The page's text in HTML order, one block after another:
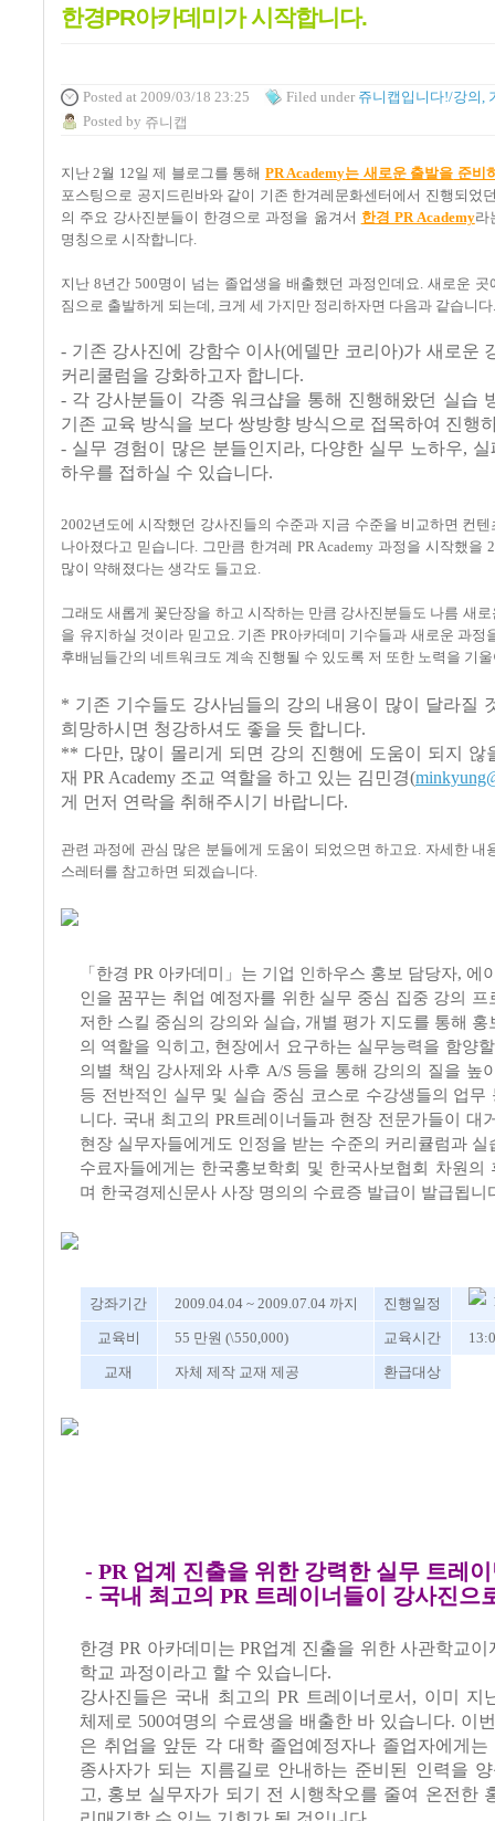
한경PR아카데미가 시작합니다.
Posted at 2009/03/18 23:25 Filed under 쥬니캡입니다!/강의,
Posted by 쥬니캡
지난 2월 12일 제 블로그를 통해 PR Academy는 새로운 출발을 준비
포스팅으로 공지드린바와 같이 기존 한겨레문화센터에서 진행되었
의 주요 강사진분들이 한경으로 과정을 옮겨서 한경 PR Academy라
명칭으로 시작합니다
지난 8년간 500명이 넘는 졸업생을 배출했던 과정인데요 새로운 곳
짐으로 출발하게 되는데
, 크게 세 가지만 정리하자면 다음과 같습니다
- 기존 강사진에 강함수 이사(에델만 코리아)가 새로운
커리쿨럼을 강화하고자 합니다.
- 각 강사분들이 각종 워크샵을 통해 진행해왔던 실습
기존 교육 방식을 보다 쌍방향 방식으로 접목하여 진행
- 실무 경험이 많은 분들인지라, 다양한 실무 노하우,
하우를 접하실 수 있습니다.
2002년도에 시작했던 강사진들의 수준과 지금 수준을 비교하면 컨
나아졌다고 믿습니다. 그만큼 한겨레 PR Academy 과정을 시작했을
많이 약해졌다는 생각도 들고요.
그래도 새롭게 꽃단장을 하고 시작하는 만큼 강사진분들도 나름 새
을 유지하실 것이라 믿고요 기존 PR아카데미 기수들과 새로운 과정
후배님들간의 네트워크도 계속 진행될 수 있도록 저 또한 노력을 기
* 기존 기수들도 강사님들의 강의 내용이 많이 달라질
희망하시면 청강하셔도 좋을 듯 합니다.
** 다만, 많이 몰리게 되면 강의 진행에 도움이 되지 않
재 PR Academy 조교 역할을 하고 있는 김민경(
게 먼저 연락을 취해주시기 바랍니다.
관련 과정에 관심 많은 분들에게 도움이 되었으면 하고요. 자세한 내
스레터를 참고하면 되겠습니다.
「한경 PR 아카데미」는 기업 인하우스 홍보 담당자, 에
인을 꿈꾸는 취업 예정자를 위한 실무 중심 집중 강의 프
저한 스킬 중심의 강의와 실습, 개별 평가 지도를 통해 홍
의 역할을 익히고, 현장에서 요구하는 실무능력을 함양
의별 책임 강사제와 사후 A/S 등을 통해 강의의 질을 높
등 전반적인 실무 및 실습 중심 코스로 수강생들의 업무
니다. 국내 최고의 PR트레이너들과 현장 전문가들이 대
현장 실무자들에게도 인정을 받는 수준의 커리큘럼과 실
수료자들에게는 한국홍보학회 및 한국사보협회 차원의
며 한국경제신문사 사장 명의의 수료증 발급이 발급됩니
강좌기간 2009.04.04 ~ 2009.07.04 까지 진행일정
교육비 55 만원 (\550,000) 교육시간
교재 자체 제작 교재 제공 환급대상
- PR 업계 진출을 위한 강력한 실무 트레
- 국내 최고의 PR 트레이너들이 강사진으
한경 PR 아카데미는 PR업계 진출을 위한 사관학교이
학교 과정이라고 할 수 있습니다.
강사진들은 국내 최고의 PR 트레이너로서, 이미 지
체제로 500여명의 수료생을 배출한 바 있습니다. 이
은 취업을 앞둔 각 대학 졸업예정자나 졸업자에게
종사자가 되는 지름길로 안내하는 준비된 인력을
고, 홍보 실무자가 되기 전 시행착오를 줄여 온전한